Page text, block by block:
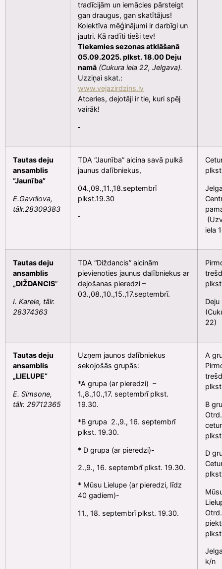
tradīcijām un iemācies pārsteigt
gan draugus, gan skatītājus!
Kolektīva mēģinājumi ir darbīgi un
jautri. Kā radīti tieši tev!
Tiekamies sezonas atklāšanā
05.09.2025. plkst. 18.00 Deju
namā (Cukura iela 22, Jelgava).
Uzziņai skat.:
www.vejazirdzins.lv
Atceries, dejotāji ir tie, kuri spēj
vairāk!
Tautas deju
ansamblis
“Jaunība”
E.Gavrilova,
tālr.28309383
TDA “Jaunība” aicina savā pulkā
jaunus dalībniekus,
04.,09.,11.,18.septembrī
plkst.19.30
iela
Tautas deju
ansamblis
„DIŽDANCIS”
I. Karele, tālr.
28374363
TDA “Diždancis” aicinām
pievienoties jaunus dalībniekus ar
dejošanas pieredzi –
03.,08.,10.,15.,17.septembrī.
Deju
22)
Tautas deju
ansamblis
„LIELUPE”
E. Simsone,
tālr. 29712365
Uzņem jaunos dalībniekus
sekojošās grupās:
*A grupa (ar pieredzi) –
1.,8.,10.,17. septembrī plkst.
19.30.
*B grupa 2.,9., 16. septembrī
plkst. 19.30.
* D grupa (ar pieredzi)-
2.,9., 16. septembrī plkst. 19.30.
* Mūsu Lielupe (ar pieredzi, līdz
40 gadiem)-
11., 18. septembrī plkst. 19.30.
A
B
D
k/n